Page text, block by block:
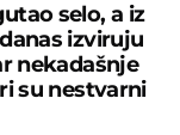
selo, a iz
izviruju
nekadašnje
su nestvarni